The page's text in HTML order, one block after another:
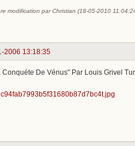
modification par Christian (18-05-2010
2006 13:18:35
Conquéte De Vénus" Par Louis Grivel